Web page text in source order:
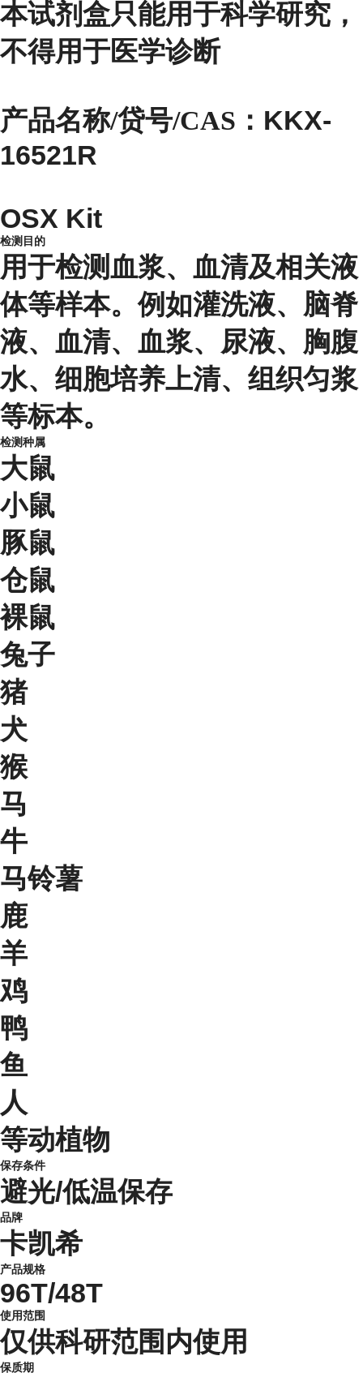
本试剂盒只能用于科学研究，
不得用于医学诊断
产品名称/贷号/CAS： KKX-
16521R
OSX Kit
检测目的
用于检测血浆、血清及相关液
体等样本。例如灌洗液、脑脊
液、血清、血浆、尿液、胸腹
水、细胞培养上清、组织匀浆
等标本。
检测种属
大鼠
小鼠
豚鼠
仓鼠
裸鼠
兔子
猪
犬
猴
马
牛
马铃薯
鹿
羊
鸡
鸭
鱼
人
等动植物
保存条件
避光/低温保存
品牌
卡凯希
产品规格
96T/48T
使用范围
仅供科研范围内使用
保质期